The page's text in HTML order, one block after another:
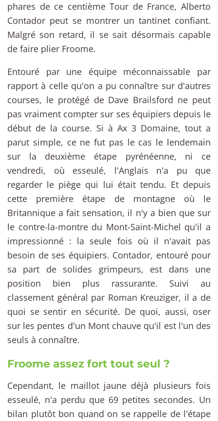
phares de ce centième Tour de France, Alberto
Contador peut se montrer un tantinet confiant.
Malgré son retard, il se sait désormais capable
de faire plier Froome.
Entouré par une équipe méconnaissable par
rapport à celle qu'on a pu connaître sur d'autres
courses, le protégé de Dave Brailsford ne peut
pas vraiment compter sur ses équipiers depuis le
début de la course. Si à Ax 3 Domaine, tout a
parut simple, ce ne fut pas le cas le lendemain
sur la deuxième étape pyrénéenne, ni ce
vendredi, où esseulé, l'Anglais n'a pu que
regarder le piège qui lui était tendu. Et depuis
cette première étape de montagne où le
Britannique a fait sensation, il n'y a bien que sur
le contre-la-montre du Mont-Saint-Michel qu'il a
impressionné : la seule fois où il n'avait pas
besoin de ses équipiers. Contador, entouré pour
sa part de solides grimpeurs, est dans une
position bien plus rassurante. Suivi au
classement général par Roman Kreuziger, il a de
quoi se sentir en sécurité. De quoi, aussi, oser
sur les pentes d'un Mont chauve qu'il est l'un des
seuls à connaître.
Froome assez fort tout seul ?
Cependant, le maillot jaune déjà plusieurs fois
esseulé, n'a perdu que 69 petites secondes. Un
bilan plutôt bon quand on se rappelle de l'étape